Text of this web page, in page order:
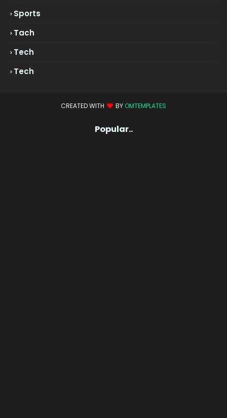
Sports
Tach
Tech
Tech
CREATED WITH BY OMTEMPLATES
Popular..